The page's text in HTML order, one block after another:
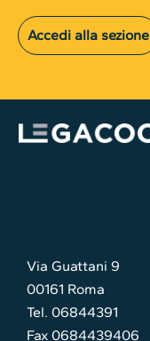
Accedi alla sezione
Via Guattani 9
00161 Roma
Tel. 06844391
Fax 0684439406